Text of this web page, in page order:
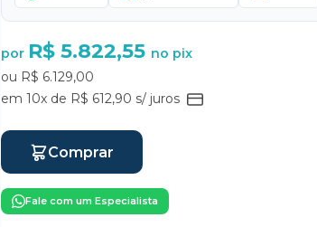
por R$ 5.822,55 no pix
ou R$ 6.129,00
em 10x de R$ 612,90 s/ juros
Comprar
Fale com um Especialista